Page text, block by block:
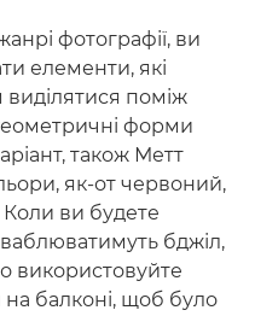
фотографії, ви
елементи, які
поміж
форми
також Метт
як-от червоний,
ви будете
бджіл,
використовуйте
балконі, щоб було